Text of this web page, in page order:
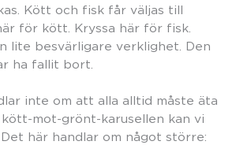
Kött och fisk får väljas till
för kött. Kryssa här för fisk.
lite besvärligare verklighet. Den
ha fallit bort.
inte om att alla alltid måste äta
mot-grönt-karusellen kan vi
här handlar om något större: